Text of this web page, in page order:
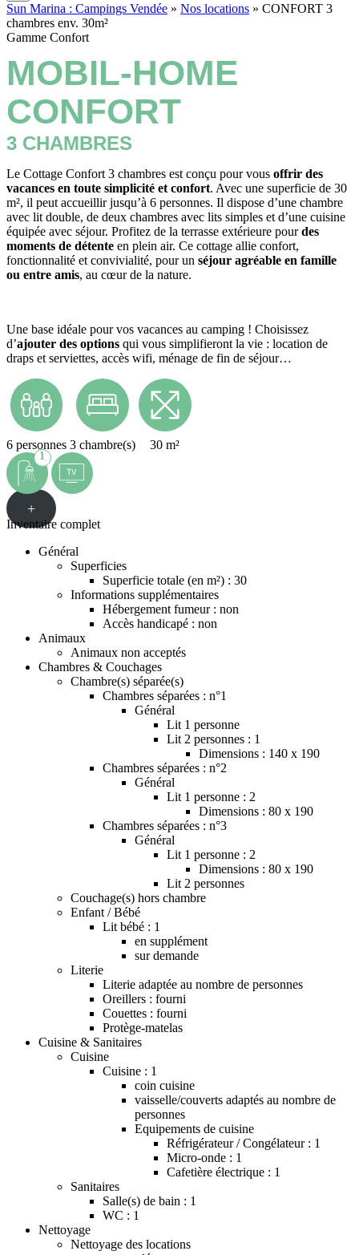
Sun Marina : Campings Vendée » Nos locations » CONFORT 3
chambres env. 30m²
Gamme Confort
MOBIL-HOME
CONFORT
3 CHAMBRES
Le Cottage Confort 3 chambres est conçu pour vous offrir des
vacances en toute simplicité et confort. Avec une superficie de 30
m², il peut accueillir jusqu’à 6 personnes. Il dispose d’une chambre
avec lit double, de deux chambres avec lits simples et d’une cuisine
équipée avec séjour. Profitez de la terrasse extérieure pourdes
moments de détente en plein air. Ce cottage allie confort,
fonctionnalité et convivialité, pour un séjour agréable en famille
ou entre amis, au cœur de la nature.
Une base idéale pour vos vacances au camping ! Choisissez
d’ajouter des options qui vous simplifieront la vie : location de
draps et serviettes, accès wifi, ménage de fin de séjour…
6 personnes 3 chambre(s) 30 m²
1
+
Inventaire complet
Général
Superficies
Superficie totale (en m²) : 30
Informations supplémentaires
Hébergement fumeur : non
Accès handicapé : non
Animaux
Animaux non acceptés
Chambres & Couchages
Chambre(s) séparée(s)
Chambres séparées : n°1
Général
Lit 1 personne
Lit 2 personnes : 1
Dimensions : 140 x 190
Chambres séparées : n°2
Général
Lit 1 personne : 2
Dimensions : 80 x 190
Chambres séparées : n°3
Général
Lit 1 personne : 2
Dimensions : 80 x 190
Lit 2 personnes
Couchage(s) hors chambre
Enfant / Bébé
Lit bébé : 1
en supplément
sur demande
Literie
Literie adaptée au nombre de personnes
Oreillers : fourni
Couettes : fourni
Protège-matelas
Cuisine & Sanitaires
Cuisine
Cuisine : 1
coin cuisine
vaisselle/couverts adaptés au nombre de
personnes
Equipements de cuisine
Réfrigérateur / Congélateur : 1
Micro-onde : 1
Cafetière électrique : 1
Sanitaires
Salle(s) de bain : 1
WC : 1
Nettoyage
Nettoyage des locations